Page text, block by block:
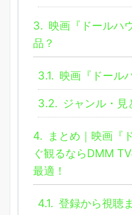
3. 映画『ドールハ
品？
3.1. 映画『ドール
3.2. ジャンル・見
4.
まとめ｜映画『
ぐ観るならDMM
最適！
4.1. 登録から視聴